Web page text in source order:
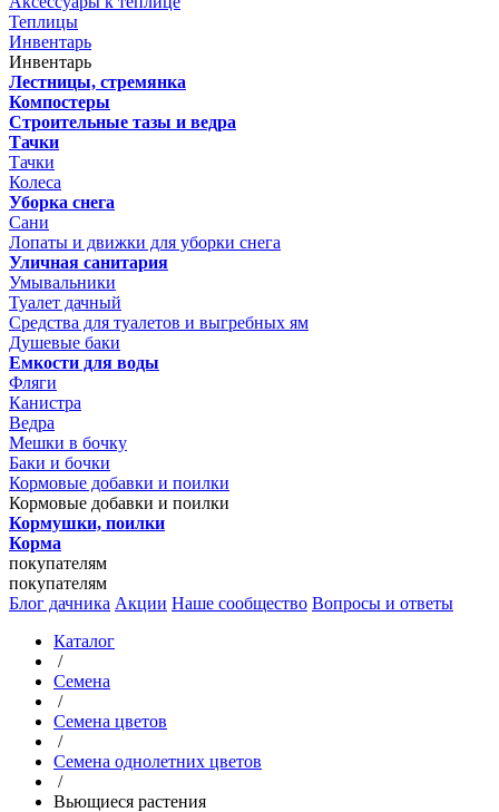
Теплицы
Инвентарь
Инвентарь
Лестницы, стремянка
Компостеры
Строительные тазы и ведра
Тачки
Тачки
Колеса
Уборка снега
Сани
Лопаты и движки для уборки снега
Уличная санитария
Умывальники
Туалет дачный
Средства для туалетов и выгребных ям
Душевые баки
Емкости для воды
Фляги
Канистра
Ведра
Мешки в бочку
Баки и бочки
Кормовые добавки и поилки
Кормовые добавки и поилки
Кормушки, поилки
Корма
покупателям
покупателям
Блог дачника Акции Наше сообщество Вопросы и ответы
Каталог
/
Семена
/
Семена цветов
/
Семена однолетних цветов
/
Вьющиеся растения